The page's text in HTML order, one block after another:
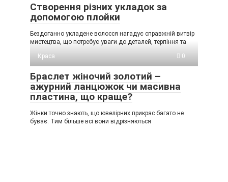
Створення різних укладок за
допомогою плойки
Бездоганно укладене волосся нагадує справжній витвір
мистецтва, що потребує уваги до деталей, терпіння та
Краса
0
Браслет жіночий золотий –
ажурний ланцюжок чи масивна
пластина, що краще?
Жінки точно знають, що ювелірних прикрас багато не
буває. Тим більше всі вони відрізняються